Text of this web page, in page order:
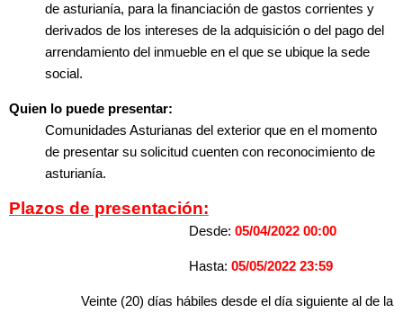
de asturianía, para la financiación de gastos corrientes y
derivados de los intereses de la adquisición o del pago del
arrendamiento del inmueble en el que se ubique la sede
social.
Quien lo puede presentar:
Comunidades Asturianas del exterior que en el momento
de presentar su solicitud cuenten con reconocimiento de
asturianía.
Plazos de presentación:
Desde: 05/04/2022 00:00
Hasta: 05/05/2022 23:59
Veinte (20) días hábiles desde el día siguiente al de la